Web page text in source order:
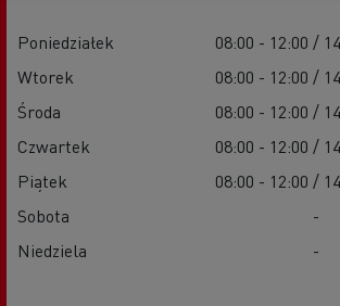
Poniedziałek
08:00 - 12:00 /
Wtorek
08:00 - 12:00 /
Środa
08:00 - 12:00 /
Czwartek
08:00 - 12:00 /
Piątek
08:00 - 12:00 /
Sobota
-
Niedziela
-